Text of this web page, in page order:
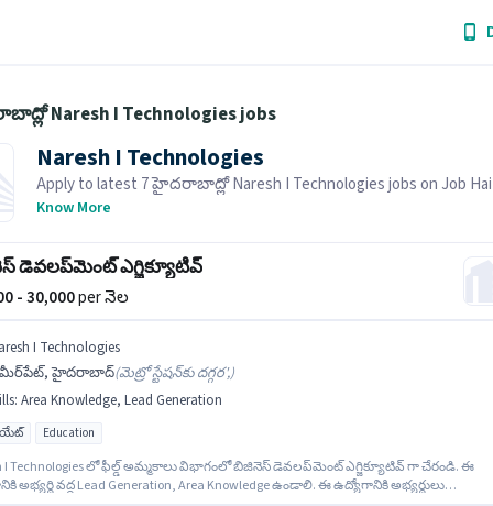
Naresh I Technologies jobs
Naresh I Technologies
Apply to latest 7 హైదరాబాద్లో Naresh I Technologies jobs on Job
Recruiter is actively hiring in your area.
Know More
డెవలప్‌మెంట్ ఎగ్జిక్యూటివ్
- 30,000per నెల
I Technologies
హైదరాబాద్(మెట్రో స్టేషన్‌కు దగ్గర',)
: Area Knowledge, Lead Generation
Education
I Technologies లో ఫీల్డ్ అమ్మకాలు విభాగంలో బిజినెస్ డెవలప్‌మెంట్ ఎగ్జిక్యూటివ్ గా చేరండి. ఈ
అభ్యర్థి వద్ద Lead Generation, Area Knowledge ఉండాలి. ఈ ఉద్యోగానికి అభ్యర్థులు